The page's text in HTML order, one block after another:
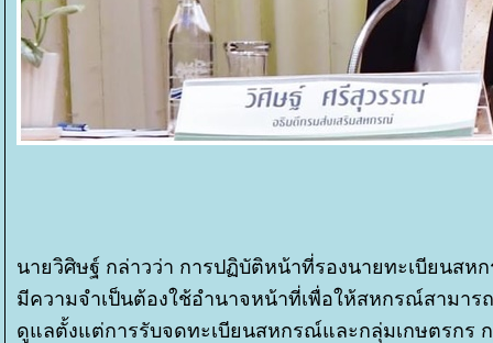
นายวิศิษฐ์ กล่าวว่า การปฏิบัติหน้าที่รองนายทะเบียนส
มีความจำเป็นต้องใช้อำนาจหน้าที่เพื่อให้สหกรณ์สามาร
ดูแลตั้งแต่การรับจดทะเบียนสหกรณ์และกลุ่มเกษตรกร